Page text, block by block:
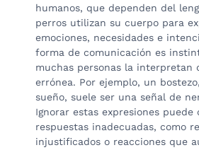
humanos, que dependen del
perros utilizan su cuerpo para
emociones, necesidades e
forma de comunicación es
muchas personas la interpretan
errónea. Por ejemplo, un
sueño, suele ser una señal de
Ignorar estas expresiones puede
respuestas inadecuadas, como
injustificados o reacciones que